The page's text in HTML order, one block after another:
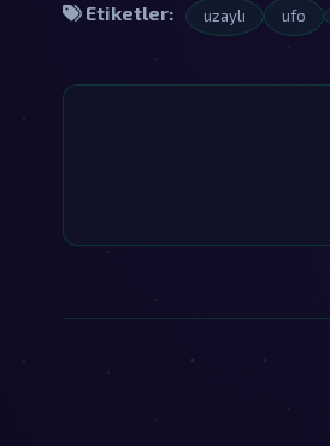
Etiketler: uzaylı ufo